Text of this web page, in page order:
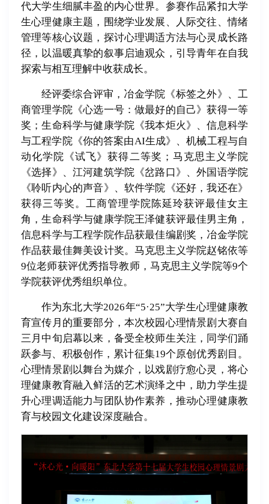
代大学生细腻丰盈的内心世界。参赛作品紧扣大学
生心理健康主题，围绕学业发展、人际交往、情绪
管理等核心议题，探讨心理调适方法与心灵成长路
径，以温暖真挚的叙事启迪观众，引导青年在自我
探索与相互理解中收获成长。
经评委综合评审，冶金学院《标签之外》、工
商管理学院《心选一号：做最好的自己》获得一等
奖；生命科学与健康学院《我本炬火》、信息科学
与工程学院《你的答案由AI生成》、机械工程与自
动化学院《试飞》获得二等奖；马克思主义学院
《选择》、江河建筑学院《岔路口》、外国语学院
《聆听内心的声音》、软件学院《还好，我还在》
获得三等奖。工商管理学院陈延玲获评最佳女主
角，生命科学与健康学院王泽健获评最佳男主角，
信息科学与工程学院作品获最佳编剧奖，冶金学院
作品获最佳舞美设计奖。马克思主义学院赵铭依等
9位老师获评优秀指导教师，马克思主义学院等9个
学院获评优秀组织单位。
作为东北大学2026年“5·25”大学生心理健康教
育宣传月的重要部分，本次校园心理情景剧大赛自
三月中旬启幕以来，备受全校师生关注，同学们踊
跃参与、积极创作，累计征集19个原创优秀剧目。
心理情景剧以舞台为媒介，以戏剧疗愈心灵，将心
理健康教育融入鲜活的艺术演绎之中，助力学生提
升心理调适能力与团队协作素养，推动心理健康教
育与校园文化建设深度融合。